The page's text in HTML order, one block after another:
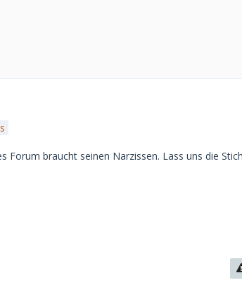
Forum braucht seinen Narzissen. Lass uns die